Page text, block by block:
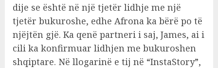
dije se është në një tjetër lidhje me një
tjetër bukuroshe, edhe Afrona ka bërë po të
njëjtën gjë. Ka qenë partneri i saj, James, ai i
cili ka konfirmuar lidhjen me bukuroshen
shqiptare. Në llogarinë e tij në “InstaStory”,